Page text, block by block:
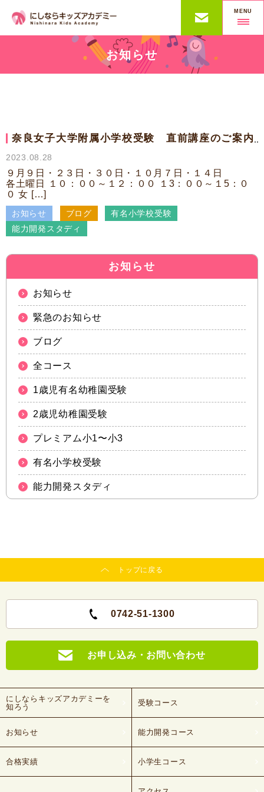
MENU
お知らせ
奈良女子大学附属小学校受験 直前講座のご案内
2023.08.28
９月９日・２３日・３０日・１０月７日・１４日
各土曜日 １０：００～１２：００ １3：００～１5：０
０ 女 […]
お知らせ ブログ
有名小学校受験
能力開発スタディ
お知らせ
お知らせ
緊急のお知らせ
ブログ
全コース
1歳児有名幼稚園受験
2歳児幼稚園受験
プレミアム小1〜小3
有名小学校受験
能力開発スタディ
トップに戻る
0742-51-1300
お申し込み・お問い合わせ
にしならキッズアカデミーを
知ろう
お知らせ
合格実績
受験コース
能力開発コース
小学生コース